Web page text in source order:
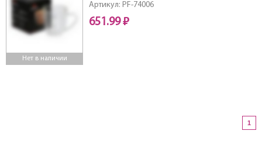
Нет в наличии
Артикул: PF-74006
651.99 ₽
1